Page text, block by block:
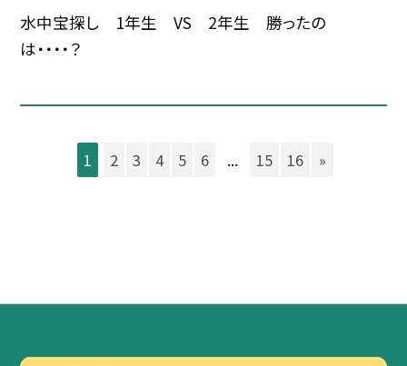
水中宝探し 1年生 VS 2年生 勝ったの
は・・・・？
1 2 3 4 5 6 ... 15 16 »